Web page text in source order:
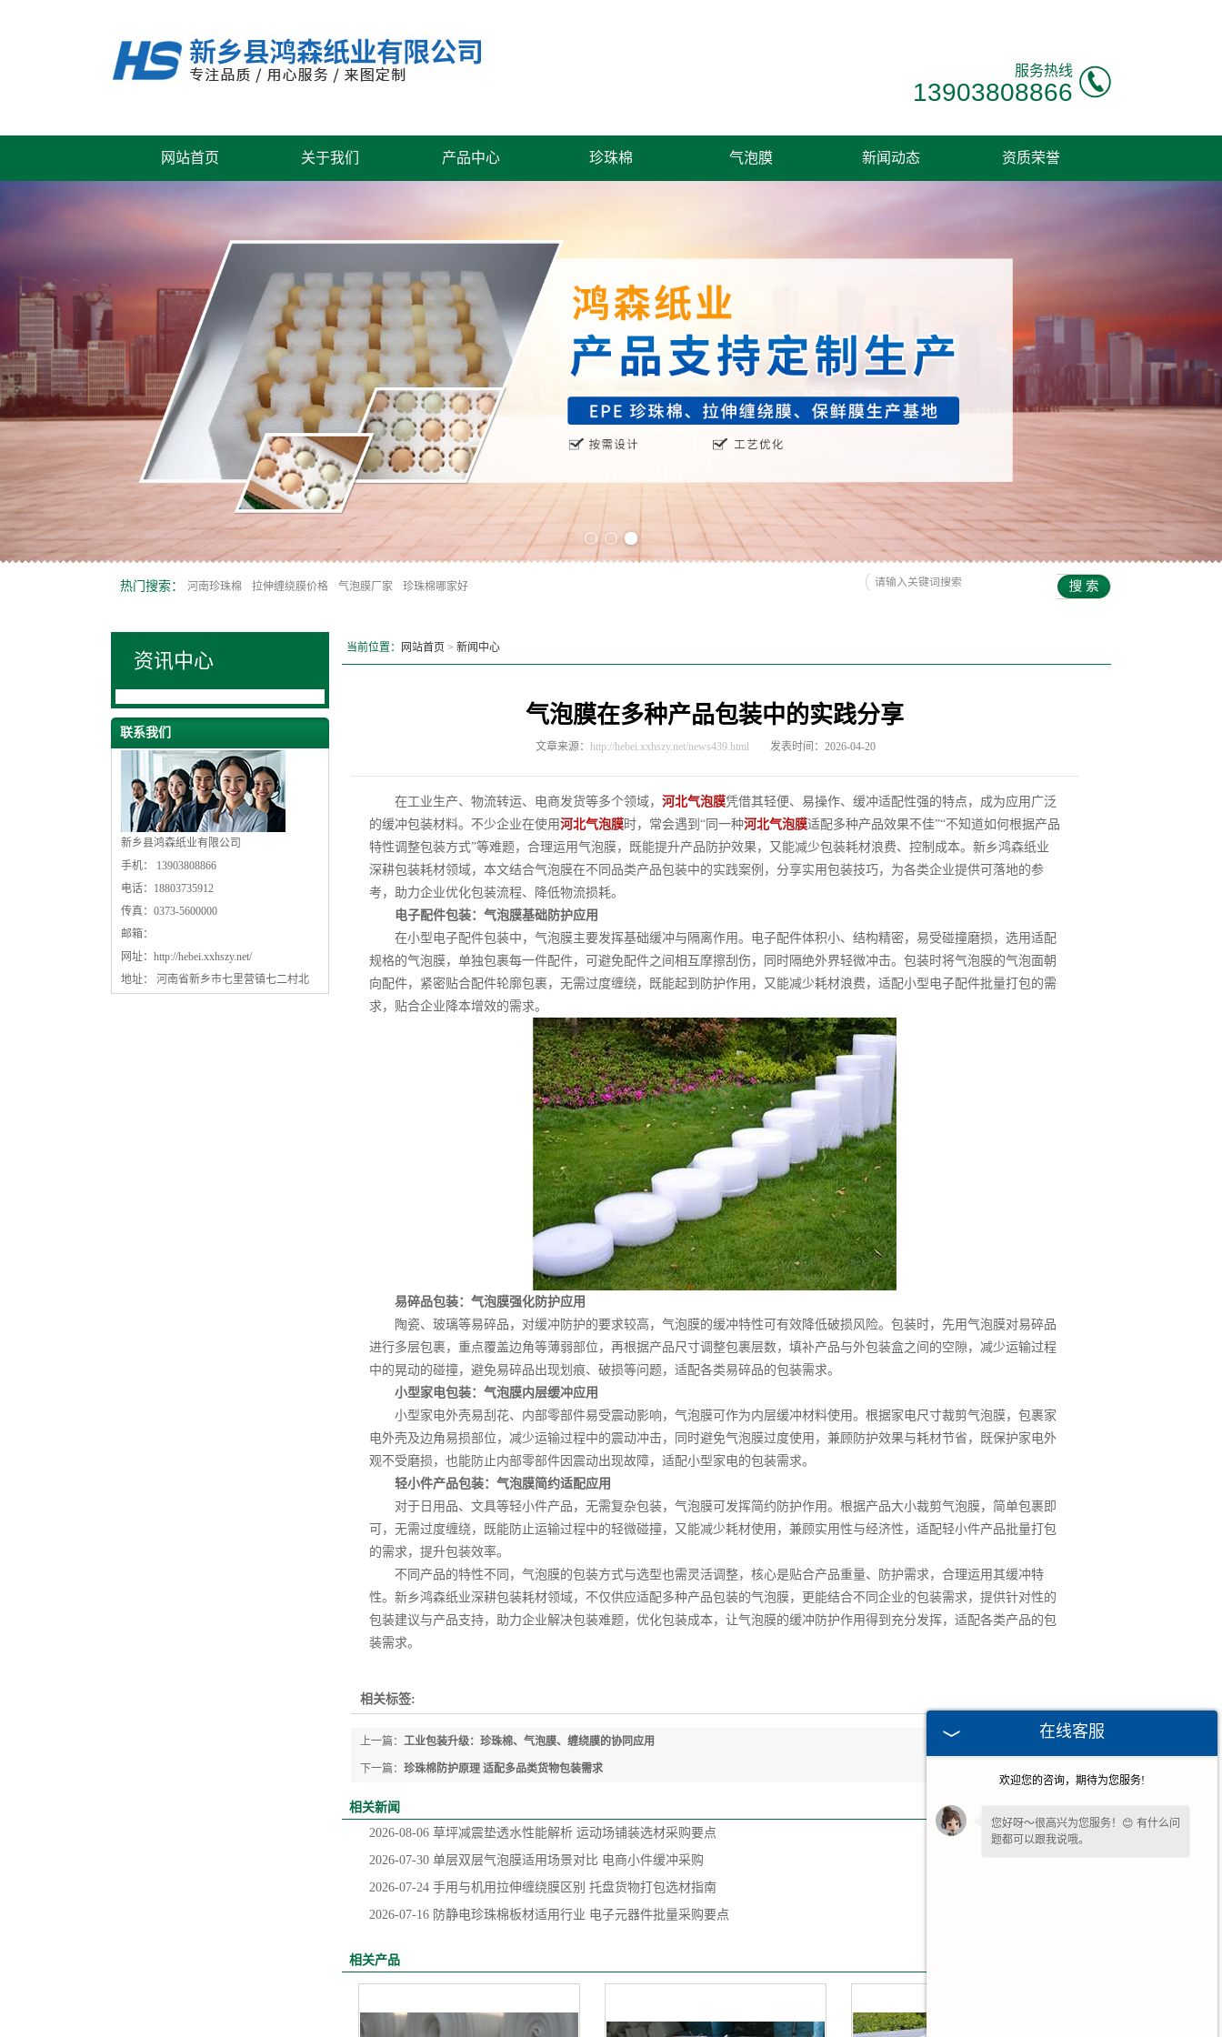
服务热线
13903808866
网站首页 关于我们 产品中心 珍珠棉 气泡膜 新闻动态 资质荣誉
热门搜索： 河南珍珠棉 拉伸缠绕膜价格 气泡膜厂家 珍珠棉哪家好
资讯中心
联系我们
新乡县鸿森纸业有限公司
手机： 13903808866
电话：18803735912
传真：0373-5600000
邮箱：
网址： http://hebei.xxhszy.net/
地址： 河南省新乡市七里营镇七二村北
当前位置： 网站首页 > 新闻中心
气泡膜在多种产品包装中的实践分享
文章来源： http://hebei.xxhszy.net/news439.html 发表时间：2026-04-20
在工业生产、物流转运、电商发货等多个领域， 河北气泡膜凭借其轻便、易操作、缓冲适配性强的特点，成为应用广泛
的缓冲包装材料。不少企业在使用河北气泡膜时，常会遇到“同一种河北气泡膜适配多种产品效果不佳”“不知道如何根据产品
特性调整包装方式”等难题，合理运用气泡膜，既能提升产品防护效果，又能减少包装耗材浪费、控制成本。新乡鸿森纸业
深耕包装耗材领域，本文结合气泡膜在不同品类产品包装中的实践案例，分享实用包装技巧，为各类企业提供可落地的参
考，助力企业优化包装流程、降低物流损耗。
电子配件包装：气泡膜基础防护应用
在小型电子配件包装中，气泡膜主要发挥基础缓冲与隔离作用。电子配件体积小、结构精密，易受碰撞磨损，选用适配
规格的气泡膜，单独包裹每一件配件，可避免配件之间相互摩擦刮伤，同时隔绝外界轻微冲击。包装时将气泡膜的气泡面朝
向配件，紧密贴合配件轮廓包裹，无需过度缠绕，既能起到防护作用，又能减少耗材浪费，适配小型电子配件批量打包的需
求，贴合企业降本增效的需求。
易碎品包装：气泡膜强化防护应用
陶瓷、玻璃等易碎品，对缓冲防护的要求较高，气泡膜的缓冲特性可有效降低破损风险。包装时，先用气泡膜对易碎品
进行多层包裹，重点覆盖边角等薄弱部位，再根据产品尺寸调整包裹层数，填补产品与外包装盒之间的空隙，减少运输过程
中的晃动的碰撞，避免易碎品出现划痕、破损等问题，适配各类易碎品的包装需求。
小型家电包装：气泡膜内层缓冲应用
小型家电外壳易刮花、内部零部件易受震动影响，气泡膜可作为内层缓冲材料使用。根据家电尺寸裁剪气泡膜，包裹家
电外壳及边角易损部位，减少运输过程中的震动冲击，同时避免气泡膜过度使用，兼顾防护效果与耗材节省，既保护家电外
观不受磨损，也能防止内部零部件因震动出现故障，适配小型家电的包装需求。
轻小件产品包装：气泡膜简约适配应用
对于日用品、文具等轻小件产品，无需复杂包装，气泡膜可发挥简约防护作用。根据产品大小裁剪气泡膜，简单包裹即
可，无需过度缠绕，既能防止运输过程中的轻微碰撞，又能减少耗材使用，兼顾实用性与经济性，适配轻小件产品批量打包
的需求，提升包装效率。
不同产品的特性不同，气泡膜的包装方式与选型也需灵活调整，核心是贴合产品重量、防护需求，合理运用其缓冲特
性。新乡鸿森纸业深耕包装耗材领域，不仅供应适配多种产品包装的气泡膜，更能结合不同企业的包装需求，提供针对性的
包装建议与产品支持，助力企业解决包装难题，优化包装成本，让气泡膜的缓冲防护作用得到充分发挥，适配各类产品的包
装需求。
相关标签:
上一篇： 工业包装升级：珍珠棉、气泡膜、缠绕膜的协同应用
下一篇： 珍珠棉防护原理 适配多品类货物包装需求
相关新闻
2026-08-06 草坪减震垫透水性能解析 运动场铺装选材采购要点
2026-07-30 单层双层气泡膜适用场景对比 电商小件缓冲采购
2026-07-24 手用与机用拉伸缠绕膜区别 托盘货物打包选材指南
2026-07-16 防静电珍珠棉板材适用行业 电子元器件批量采购要点
相关产品
在线客服
欢迎您的咨询，期待为您服务!
您好呀～很高兴为您服务！😊 有什么问
题都可以跟我说哦。